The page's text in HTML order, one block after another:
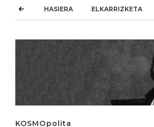
HASIERA ELKARRIZKETA
KOSMOpolita